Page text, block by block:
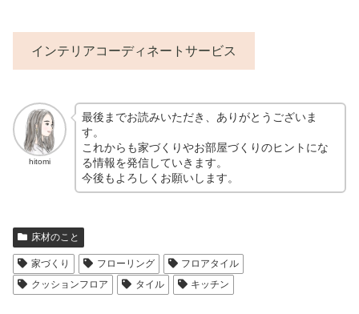
インテリアコーディネートサービス
hitomi
最後までお読みいただき、ありがとうございま
す。
これからも家づくりやお部屋づくりのヒントにな
る情報を発信していきます。
今後もよろしくお願いします。
床材のこと
家づくり フローリング
フロアタイル
クッションフロア
タイル キッチン